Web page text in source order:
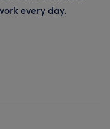
every day.